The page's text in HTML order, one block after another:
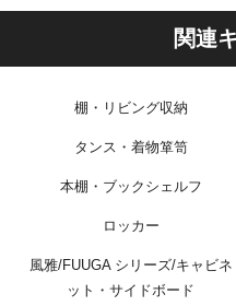
関連
棚・リビング収納
タンス・着物箪笥
本棚・ブックシェルフ
ロッカー
風雅/FUUGA シリーズ/キャビネ
ット・サイドボード